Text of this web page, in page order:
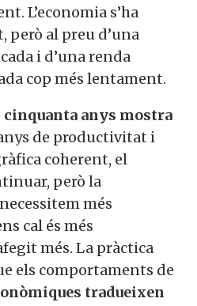
L’economia s’ha
al preu d’una
i d’una renda
cop més lentament.
cinquanta anys mostra
de productivitat i
coherent, el
però la
més
cal és més
més. La pràctica
els comportaments de
tradueixen